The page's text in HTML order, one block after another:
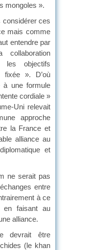
mongoles ».
considérer ces
mais comme
entendre par
les objectifs
fixée ». D’où
à une formule
cordiale »
Uni relevait
approche
la France et
alliance au
et
ne serait pas
entre
à ce
en faisant au
alliance.
devrait être
(le khan